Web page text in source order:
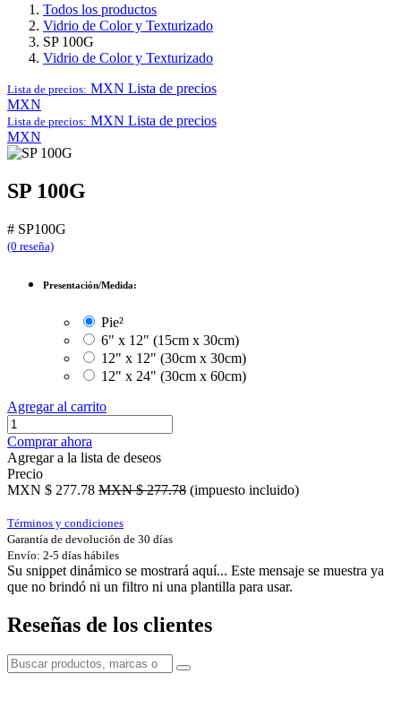
Todos los productos
Vidrio de Color y Texturizado
SP 100G
Vidrio de Color y Texturizado
Lista de precios: MXN Lista de precios
MXN
Lista de precios: MXN Lista de precios
MXN
SP 100G
# SP100G
(0 reseña)
Presentación/Medida:
Pie²
6" x 12" (15cm x 30cm)
12" x 12" (30cm x 30cm)
12" x 24" (30cm x 60cm)
Agregar al carrito
Comprar ahora
Agregar a la lista de deseos
Precio
MXN $ 277.78 MXN $277.78 (impuesto incluido)
Términos y condiciones
Garantía de devolución de 30 días
Envío: 2-5 días hábiles
Su snippet dinámico se mostrará aquí... Este mensaje se muestra ya
que no brindó ni un filtro ni una plantilla para usar.
Reseñas de los clientes